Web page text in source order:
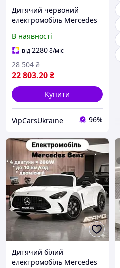
Дитячий червоний
електромобіль Mercedes
пультом, повний привід,
швидкість 10 км/год,
двомісний, до 50 кг
В наявності
від2280₴/міс
22 803.20₴
28 504 ₴
Купити
VipCarsUkraine 96%
Дитячий білий
електромобіль Mercedes